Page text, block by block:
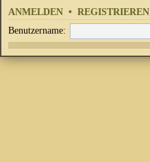
ANMELDEN • REGISTRIEREN
Benutzername: